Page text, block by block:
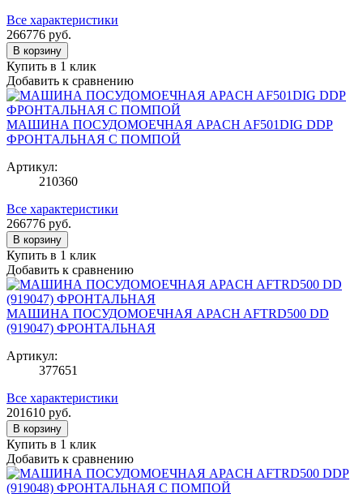
Все характеристики
266776 руб.
В корзину
Купить в 1 клик
Добавить к сравнению
МАШИНА ПОСУДОМОЕЧНАЯ APACH AF501DIG DDP
ФРОНТАЛЬНАЯ С ПОМПОЙ
Артикул:
210360
Все характеристики
266776 руб.
В корзину
Купить в 1 клик
Добавить к сравнению
МАШИНА ПОСУДОМОЕЧНАЯ APACH AFTRD500 DD
(919047) ФРОНТАЛЬНАЯ
Артикул:
377651
Все характеристики
201610 руб.
В корзину
Купить в 1 клик
Добавить к сравнению